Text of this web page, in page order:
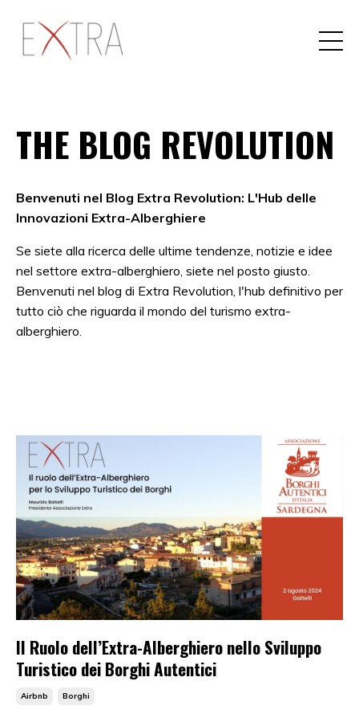
THE BLOG REVOLUTION
Benvenuti nel Blog Extra Revolution: L'Hub delle
Innovazioni Extra-Alberghiere
Se siete alla ricerca delle ultime tendenze, notizie e idee
nel settore extra-alberghiero, siete nel posto giusto.
Benvenuti nel blog di Extra Revolution, l'hub definitivo per
tutto ciò che riguarda il mondo del turismo extra-
alberghiero.
Il Ruolo dell’Extra-Alberghiero nello Sviluppo
Turistico dei Borghi Autentici
Airbnb Borghi